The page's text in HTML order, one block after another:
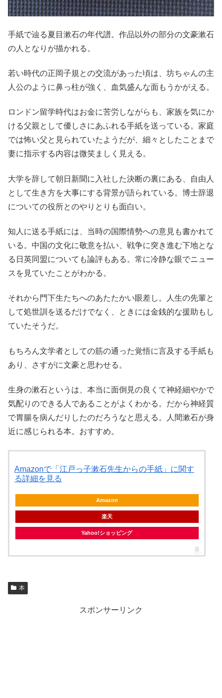
手紙で辿る夏目漱石の年代譜。作品以外の部分の文豪漱石
の人となりが描かれる。
若い時代の正岡子規との交流があった頃は、坊ちゃんの主
人公のように鼻っ柱が強く、血気盛んな面もうかがえる。
ロンドン留学時代はお金に苦労しながらも、家族を気にか
ける父親として優しさにあふれる手紙を送っている。家庭
では怖い父と見られていたようだが、細々としたことまで
妻に指示する内容は微笑ましく見える。
大学を辞して朝日新聞に入社した決断の裏にある、自由人
として生き方を大事にする背景が語られている。博士辞退
についての役所とのやりとりも面白い。
知人に送る手紙には、当時の国際情勢への意見も書かれて
いる。中国の文化に敬意を払い、戦争に突き進む下地とな
る日英同盟についても論評もある。常に冷静な眼でニュー
スを見ていたことがわかる。
それから門下生たちへのあたたかい眼差し。人生の先輩と
して処世訓を送るだけでなく、ときには金銭的な援助もし
ていたそうだ。
もちろん文学者としての筋の通った覚悟に言及する手紙も
あり、さすがに文豪と思わせる。
生身の漱石というは、本当に面倒見の良くて神経細やかで
気配りのできる人であることがよくわかる。だから神経質
で胃腸を病んだりしたのだろうなと思える。人間漱石が身
近に感じられる本。おすすめ。
Amazonで「江戸っ子漱石先生からの手紙」に関す
る詳細を見る
Amazon
楽天
Yahoo!ショッピング
本
スポンサーリンク